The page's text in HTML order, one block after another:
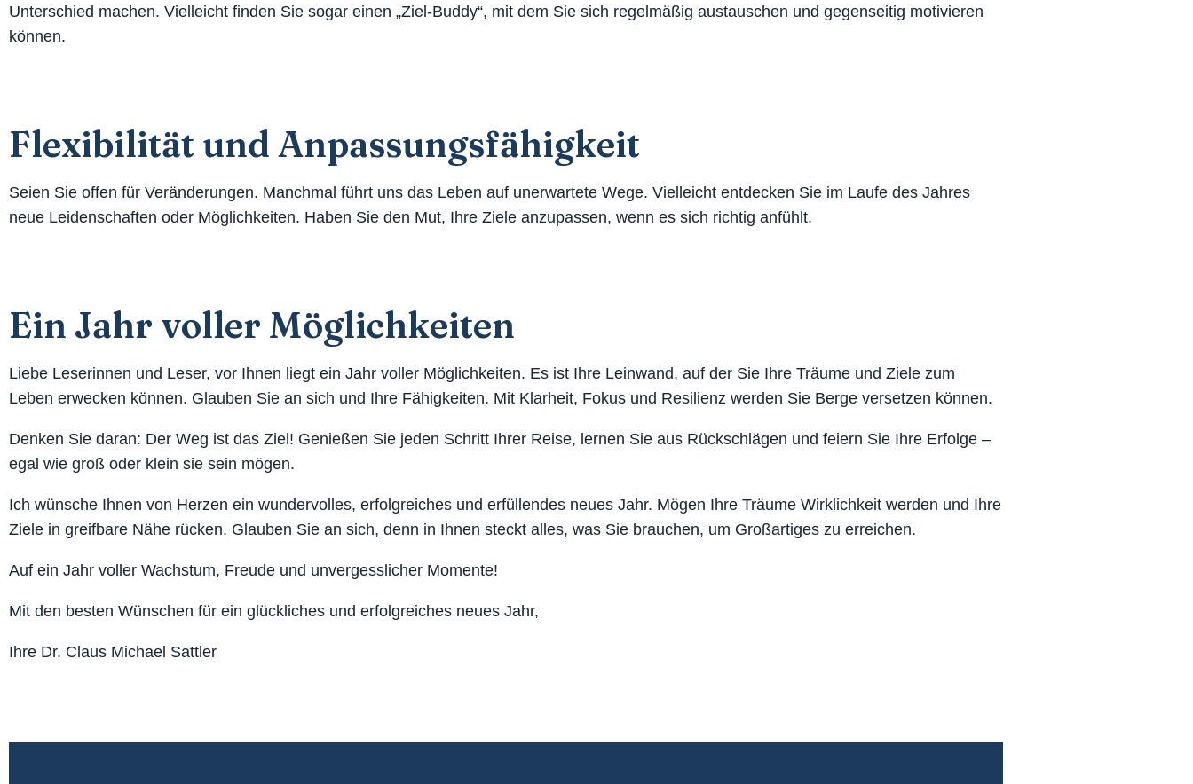
Unterschied machen. Vielleicht finden Sie sogar einen „Ziel-Buddy“, mit dem Sie sich regelmäßig austauschen und gegenseitig motivieren
können.
Flexibilität und Anpassungsfähigkeit
Seien Sie offen für Veränderungen. Manchmal führt uns das Leben auf unerwartete Wege. Vielleicht entdecken Sie im Laufe des Jahres
neue Leidenschaften oder Möglichkeiten. Haben Sie den Mut, Ihre Ziele anzupassen, wenn es sich richtig anfühlt.
Ein Jahr voller Möglichkeiten
Liebe Leserinnen und Leser, vor Ihnen liegt ein Jahr voller Möglichkeiten. Es ist Ihre Leinwand, auf der Sie Ihre Träume und Ziele zum
Leben erwecken können. Glauben Sie an sich und Ihre Fähigkeiten. Mit Klarheit, Fokus und Resilienz werden Sie Berge versetzen können.
Denken Sie daran: Der Weg ist das Ziel! Genießen Sie jeden Schritt Ihrer Reise, lernen Sie aus Rückschlägen und feiern Sie Ihre Erfolge –
egal wie groß oder klein sie sein mögen.
Ich wünsche Ihnen von Herzen ein wundervolles, erfolgreiches und erfüllendes neues Jahr. Mögen Ihre Träume Wirklichkeit werden und Ihre
Ziele in greifbare Nähe rücken. Glauben Sie an sich, denn in Ihnen steckt alles, was Sie brauchen, um Großartiges zu erreichen.
Auf ein Jahr voller Wachstum, Freude und unvergesslicher Momente!
Mit den besten Wünschen für ein glückliches und erfolgreiches neues Jahr,
Ihre Dr. Claus Michael Sattler